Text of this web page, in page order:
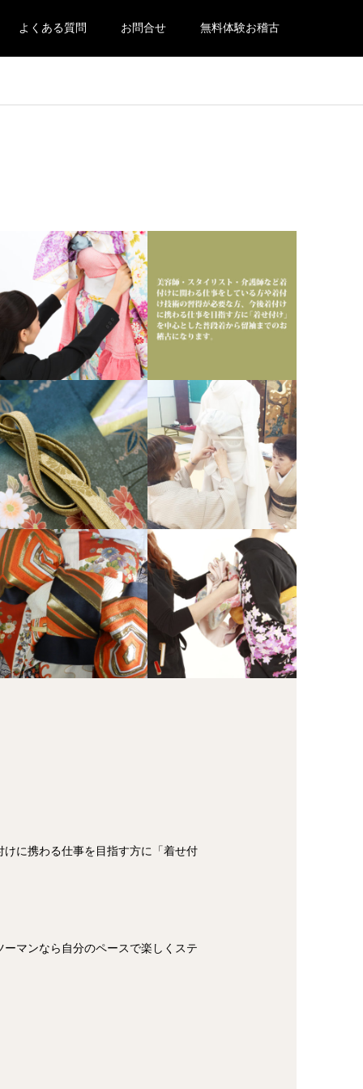
よくある質問 お問合せ 無料体験お稽古
振袖 / 花嫁 / 時代衣装
に携わる仕事を目指す方に「着せ付
マンなら自分のペースで楽しくステ